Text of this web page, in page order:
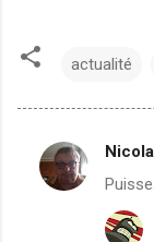
actualité
C
o